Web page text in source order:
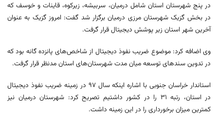
در پنج شهرستان استان شامل درمیان، سربیشه، زیرکوه، قاینات و خوسف که
در بخش گزیک شهرستان مرزی درمیان برگزار شد گفت: امروز گزیک به عنوان
آخرین شهر استان زیر پوشش دیجیتال قرار گرفت.
وی اضافه کرد: موضوع ضریب نفوذ دیجیتال از شاخص‌های پانزده گانه بود که
در تدوین سندهای توسعه میان مدت شهرستان‌های استان مدنظر قرار گرفت.
استاندار خراسان جنوبی با اشاره اینکه سال ۹۷ در زمینه ضریب نفوذ دیجیتال
در استان، رتبه ۳۱ را در کشور داشتیم تصریح کرد: شهرستان درمیان نیز
کمترین میزان برخورداری را در این زمینه داشت.